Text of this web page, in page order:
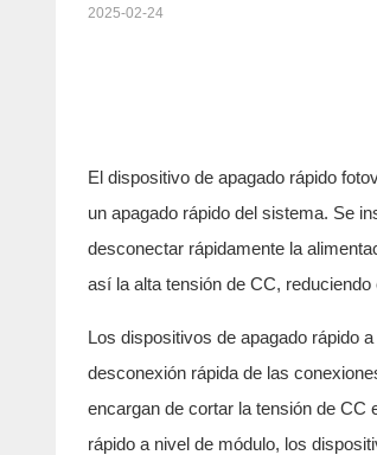
2025-02-24
El dispositivo de apagado rápido
un apagado rápido del sistema. Se
desconectar rápidamente la
así la alta tensión de CC,
Los dispositivos de apagado rápido
desconexión rápida de las
encargan de cortar la tensión de CC
rápido a nivel de módulo, los